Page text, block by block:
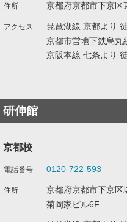
京都府京都市下京区
琵琶湖線 京都より
京都市営地下鉄烏丸
京阪本線 七条より
研伸館
京都校
0120-722-593
京都府京都市下京区
菊岡家ビル6F